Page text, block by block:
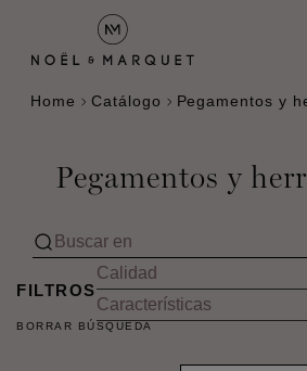
Home Catálogo Pegamentos y
Pegamentos y
FILTROS
BORRAR BÚSQUEDA